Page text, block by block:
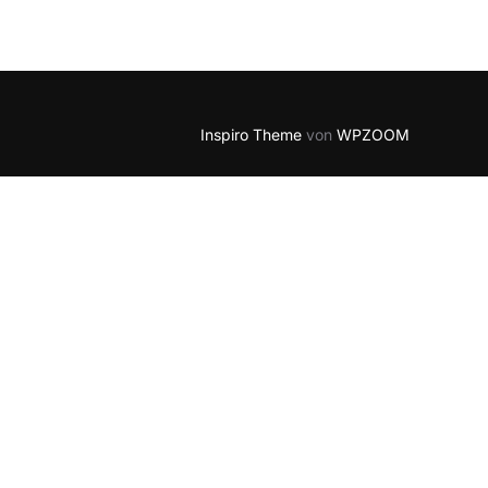
Inspiro Theme von WPZOOM